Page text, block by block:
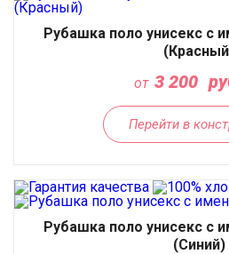
Рубашка поло унисекс с
от 3 200
Перейти в
Рубашка поло унисекс с
(Синий)